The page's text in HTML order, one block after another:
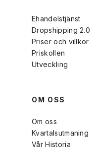
Ehandelstjänst
Dropshipping 2.0
Priser och villkor
Priskollen
Utveckling
OM OSS
Om oss
Kvartalsutmaning
Vår Historia